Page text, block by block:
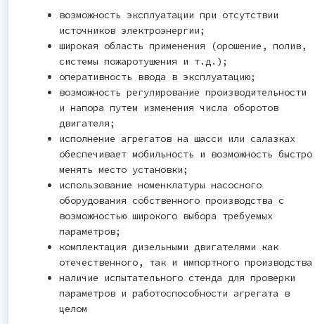
возможность эксплуатации при отсутствии
источников электроэнергии;
широкая область применения (орошение, полив,
системы пожаротушения и т.д.);
оперативность ввода в эксплуатацию;
возможность регулирование производительности
и напора путем изменения числа оборотов
двигателя;
исполнение агрегатов на шасси или салазках
обеспечивает мобильность и возможность быстро
менять место установки;
использование номенклатуры насосного
оборудования собственного производства с
возможностью широкого выбора требуемых
параметров;
комплектация дизельными двигателями как
отечественного, так и импортного производства
наличие испытательного стенда для проверки
параметров и работоспособности агрегата в
целом